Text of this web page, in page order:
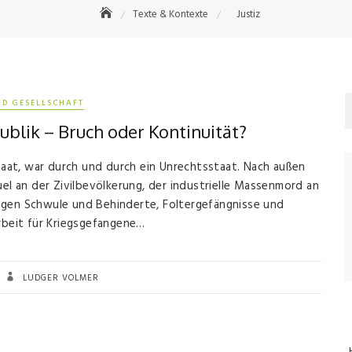
Texte & Kontexte Justiz
GESELLSCHAFT
– Bruch oder Kontinuität?
war durch und durch ein Unrechtsstaat. Nach außen
an der Zivilbevölkerung, der industrielle Massenmord an
Schwule und Behinderte, Foltergefängnisse und
für Kriegsgefangene…
LUDGER VOLMER